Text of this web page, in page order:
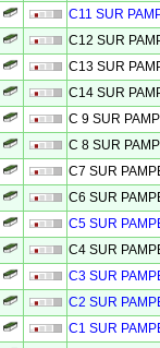
C11 SUR
C12 SUR
C13 SUR
C14 SUR
C 9 SUR
C 8 SUR
C7 SUR
C6 SUR
C5 SUR
C4 SUR
C3 SUR
C2 SUR
C1 SUR